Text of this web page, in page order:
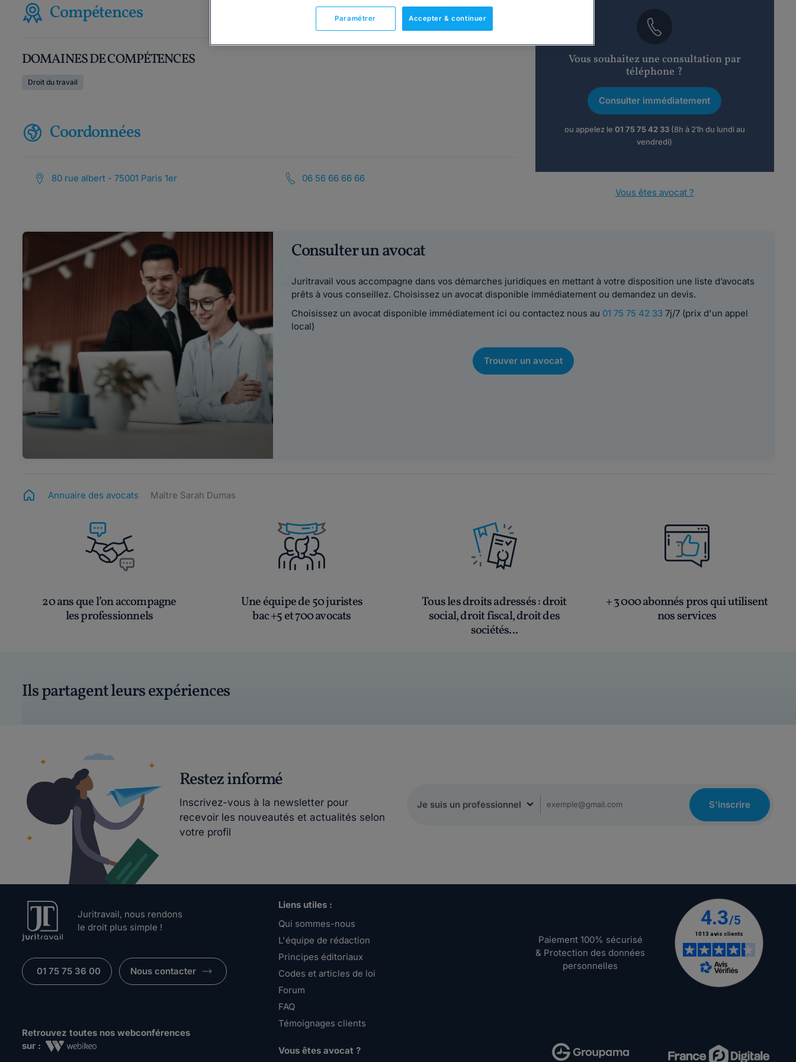
Compétences
DOMAINES DE COMPÉTENCES
Droit du travail
Coordonnées
80 rue albert - 75001 Paris 1er 06 56 66 66 66
Vous souhaitez une consultation par
téléphone ?
Consulter immédiatement
ou appelez le 01 75 75 42 33(8h à 21h du lundi au
vendredi)
Vous êtes avocat ?
Consulter un avocat
Juritravail vous accompagne dans vos démarches juridiques en mettant à votre disposition une liste d’avocats
prêts à vous conseillez. Choisissez un avocat disponible immédiatement ou demandez un devis.
Choisissez un avocat disponible immédiatement ici ou contactez nous au 01 75 75 42 337j/7 (prix d'un appel
local)
Trouver un avocat
Annuaire des avocats Maître Sarah Dumas
20 ans que l’on accompagne
les professionnels
Une équipe de 50 juristes
bac +5 et 700 avocats
Tous les droits adressés: droit
social, droit fiscal, droit des
sociétés...
+ 3 000 abonnés pros qui utilisent
nos services
Ils partagent leurs expériences
Restez informé
Inscrivez-vous à la newsletter pour
recevoir les nouveautés et actualités selon
votre profil
S'inscrire
Juritravail, nous rendons
le droit plus simple !
01 75 75 36 00 Nous contacter
Retrouvez toutes nos webconférences
sur :
Liens utiles :
Qui sommes-nous
L'équipe de rédaction
Principes éditoriaux
Codes et articles de loi
Forum
FAQ
Témoignages clients
Vous êtes avocat ?
Paiement 100% sécurisé
& Protection des données
personnelles
Accepter & continuer
Paramétrer